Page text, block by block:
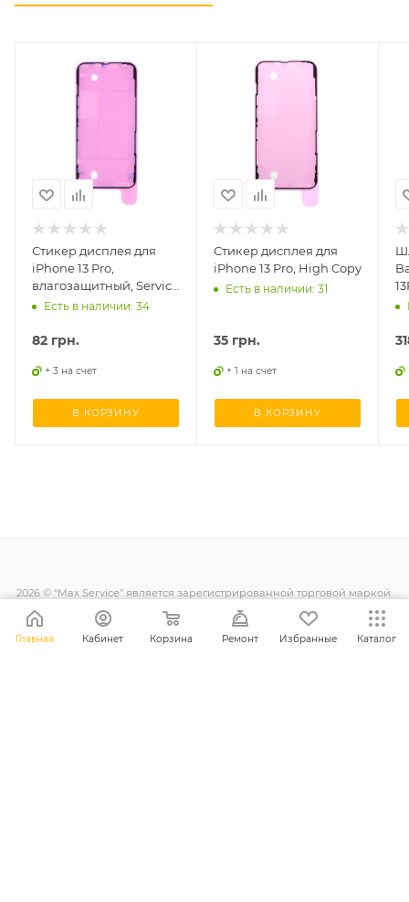
Стикер дисплея для
iPhone 13 Pro,
влагозащитный, Service
оригинал
Есть в наличии: 34
82 грн.
+ 3 на счет
В КОРЗИНУ
Стикер дисплея для
iPhone 13 Pro, High Copy
Есть в наличии: 31
35 грн.
+ 1 на счет
В КОРЗИНУ
2026 © “Max Service” является зарегистрированной торговой маркой.
Все права защищены.
Главная Кабинет Корзина Ремонт Избранные Каталог